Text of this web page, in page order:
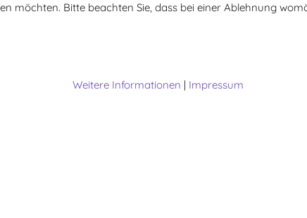
möchten. Bitte beachten Sie, dass bei einer Ablehnung
Weitere Informationen | Impressum